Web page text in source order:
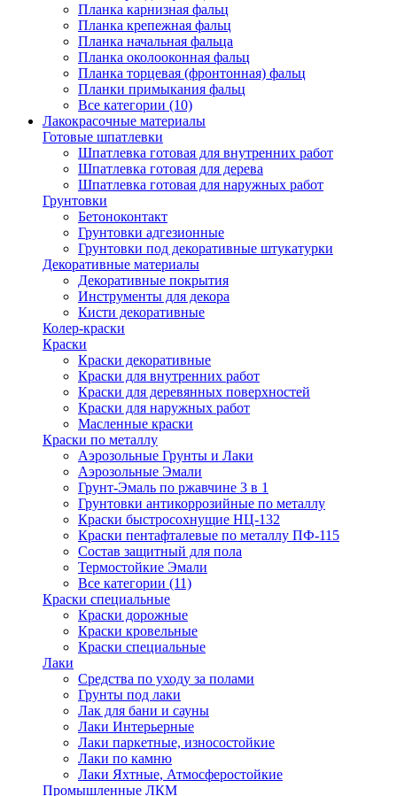
Планка карнизная фальц
Планка крепежная фальц
Планка начальная фальца
Планка околооконная фальц
Планка торцевая (фронтонная) фальц
Планки примыкания фальц
Все категории (10)
Лакокрасочные материалы
Готовые шпатлевки
Шпатлевка готовая для внутренних работ
Шпатлевка готовая для дерева
Шпатлевка готовая для наружных работ
Грунтовки
Бетоноконтакт
Грунтовки адгезионные
Грунтовки под декоративные штукатурки
Декоративные материалы
Декоративные покрытия
Инструменты для декора
Кисти декоративные
Колер-краски
Краски
Краски декоративные
Краски для внутренних работ
Краски для деревянных поверхностей
Краски для наружных работ
Масленные краски
Краски по металлу
Аэрозольные Грунты и Лаки
Аэрозольные Эмали
Грунт-Эмаль по ржавчине 3 в 1
Грунтовки антикоррозийные по металлу
Краски быстросохнущие НЦ-132
Краски пентафталевые по металлу ПФ-115
Состав защитный для пола
Термостойкие Эмали
Все категории (11)
Краски специальные
Краски дорожные
Краски кровельные
Краски специальные
Лаки
Cредства по уходу за полами
Грунты под лаки
Лак для бани и сауны
Лаки Интерьерные
Лаки паркетные, износостойкие
Лаки по камню
Лаки Яхтные, Атмосферостойкие
Промышленные ЛКМ